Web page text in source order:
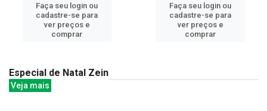
Faça seu login ou
cadastre-se para
ver preços e
comprar
Faça seu login ou
cadastre-se para
ver preços e
comprar
Especial de Natal Zein
Veja mais